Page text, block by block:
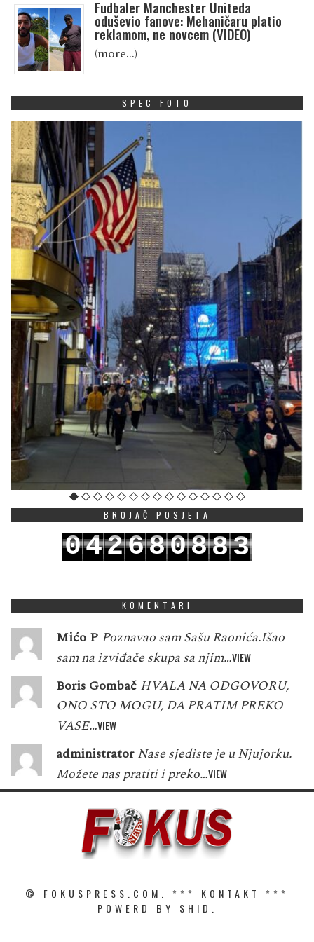
Fudbaler Manchester Uniteda
oduševio fanove: Mehaničaru platio
reklamom, ne novcem (VIDEO)
(more…)
SPEC FOTO
BROJAČ POSJETA
042680883
KOMENTARI
Mićo P Poznavao sam Sašu Raonića.Išao
sam na izviđače skupa sa njim…VIEW
Boris Gombač HVALA NA ODGOVORU,
ONO STO MOGU, DA PRATIM PREKO
VASE…VIEW
administrator Nase sjediste je u Njujorku.
Možete nas pratiti i preko…VIEW
© FOKUSPRESS.COM. *** KONTAKT
***
POWERD BY SHID.